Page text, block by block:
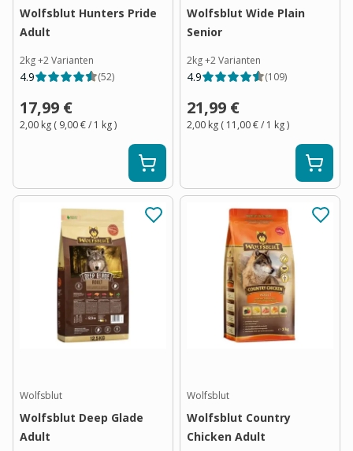
Wolfsblut Hunters Pride
Adult
2kg+2Varianten
4.9 (52)
17,99 €
2,00 kg ( 9,00 €/ 1 kg)
Wolfsblut Wide Plain
Senior
2kg+2Varianten
4.9 (109)
21,99 €
2,00 kg ( 11,00 €/ 1 kg)
Wolfsblut
Wolfsblut Deep Glade
Adult
Wolfsblut
Wolfsblut Country
Chicken Adult